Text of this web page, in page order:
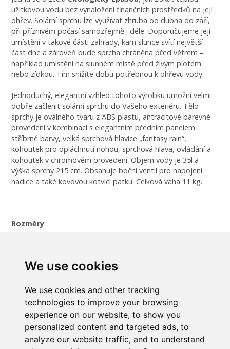
We use cookies
We use cookies and other tracking
technologies to improve your browsing
experience on our website, to show you
personalized content and targeted ads, to
analyze our website traffic, and to understand
užitkovou vodu bez vynaložení finančních prostředků na její
ohřev. Solární sprchu lze využívat zhruba od dubna do září,
při příznivém počasí samozřejmě i déle. Doporučujeme její
umístění v takové části zahrady, kam slunce svítí největší
část dne a zároveň bude sprcha chráněna před větrem –
například umístění na slunném místě před živým plotem
nebo zídkou. Tím snížíte dobu potřebnou k ohřevu vody.
Jednoduchý, elegantní vzhled tohoto výrobku umožní velmi
dobře začlenit solární sprchu do Vašeho exteriéru. Tělo
sprchy je oválného tvaru z ABS plastu, antracitové barevné
provedení v kombinaci s elegantním předním panelem
stříbrné barvy, velká sprchová hlavice „fantasy rain“,
kohoutek pro opláchnutí nohou, sprchová hlava, ovládání a
kohoutek v chromovém provedení. Objem vody je 35l a
výška sprchy 215 cm. Obsahuje boční ventil pro napojení
hadice a také kovovou kotvící patku. Celková váha 11 kg.
Rozměry
- objem: 35 l vody
Základní údaje
- hmotnost: 16,0 kg